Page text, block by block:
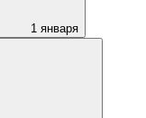
1 января